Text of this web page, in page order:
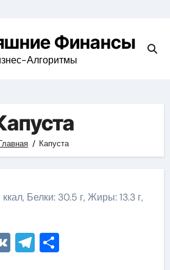
Финансы
Алгоритмы
Капуста
Белки: 30.5 г, Жиры: 13.3 г,
VKTelegram
Отправить